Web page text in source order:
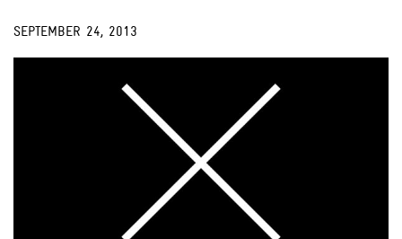
SEPTEMBER 24, 2013